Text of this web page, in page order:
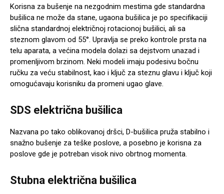
Korisna za bušenje na nezgodnim mestima gde standardna
bušilica ne može da stane, ugaona bušilica je po specifikaciji
slična standardnoj električnoj rotacionoj bušilici, ali sa
steznom glavom od 55°. Upravlja se preko kontrole prsta na
telu aparata, a većina modela dolazi sa dejstvom unazad i
promenljivom brzinom. Neki modeli imaju podesivu bočnu
ručku za veću stabilnost, kao i ključ za steznu glavu i ključ koji
omogućavaju korisniku da promeni ugao glave.
SDS električna bušilica
Nazvana po tako oblikovanoj dršci, D-bušilica pruža stabilno i
snažno bušenje za teške poslove, a posebno je korisna za
poslove gde je potreban visok nivo obrtnog momenta.
Stubna električna bušilica